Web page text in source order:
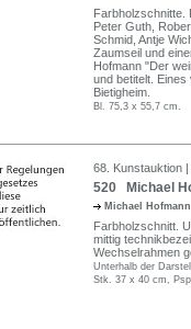
Farbholzschnitte.
Peter Guth,
Schmid, Antje
Zaumseil und
Hofmann "Der
und betitelt.
Bietigheim.
Bl. 75,3 x 55,7 cm.
68. Kunstauktion |
520 Michael
Michael Hofmann
Farbholzschnitt.
mittig
Wechselrahmen
Unterhalb der
Stk. 37 x 40 cm,